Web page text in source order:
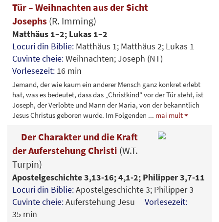
Tür – Weihnachten aus der Sicht
Josephs (R. Imming)
Matthäus 1–2; Lukas 1–2
Locuri din Biblie: Matthäus 1; Matthäus 2; Lukas 1
Cuvinte cheie:Weihnachten; Joseph (NT)
Vorlesezeit: 16 min
Jemand, der wie kaum ein anderer Mensch ganz konkret erlebt
hat, was es bedeutet, dass das „Christkind“ vor der Tür steht, ist
Joseph, der Verlobte und Mann der Maria, von der bekanntlich
Jesus Christus geboren wurde. Im Folgenden ... mai mult
Der Charakter und die Kraft
der Auferstehung Christi (W.T.
Turpin)
Apostelgeschichte 3,13-16; 4,1-2; Philipper 3,7-11
Locuri din Biblie:Apostelgeschichte 3; Philipper 3
Cuvinte cheie:Auferstehung Jesu Vorlesezeit:
35 min